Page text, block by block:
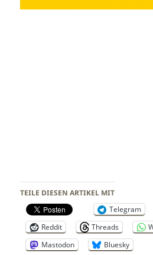
TEILE DIESEN ARTIKEL MIT
Telegram
Reddit
Threads
Mastodon
Bluesky